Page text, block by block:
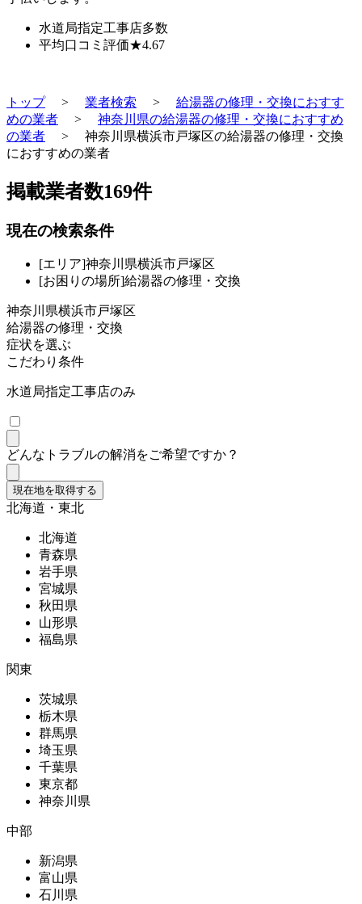
水道局指定工事店多数
平均口コミ評価★4.67
トップ> 業者検索 > 給湯器の修理・交換におすす
めの業者 > 神奈川県の給湯器の修理・交換におすすめ
の業者 > 神奈川県横浜市戸塚区の給湯器の修理・交換
におすすめの業者
掲載業者数169件
現在の検索条件
[エリア]神奈川県横浜市戸塚区
[お困りの場所]給湯器の修理・交換
神奈川県横浜市戸塚区
給湯器の修理・交換
症状を選ぶ
こだわり条件
水道局指定工事店のみ
どんなトラブルの解消をご希望ですか？
現在地を取得する
北海道・東北
北海道
青森県
岩手県
宮城県
秋田県
山形県
福島県
関東
茨城県
栃木県
群馬県
埼玉県
千葉県
東京都
神奈川県
中部
新潟県
富山県
石川県